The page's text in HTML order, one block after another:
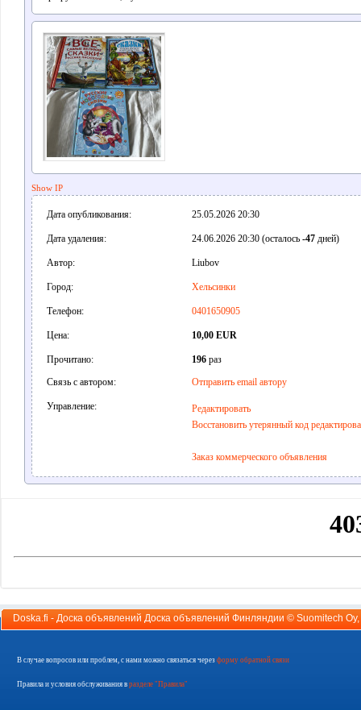
Show IP
Дата опубликования: 25.05.2026 20:30
Дата удаления: 24.06.2026 20:30 (осталось -47дней)
Автор: Liubov
Город: Хельсинки
Телефон: 0401650905
Цена: 10,00 EUR
Прочитано: 196раз
Связь с автором:
Отправить email автору
Управление:
Редактировать
Восстановить утерянный код
Заказ коммерческого объявления
Doska.fi - Доска объявлений Доска объявлений Финляндии © Suomitech Oy
В случае вопросов или проблем, с нами можно связаться через форму обратной связи
Правила и условия обслуживания в разделе "Правила"